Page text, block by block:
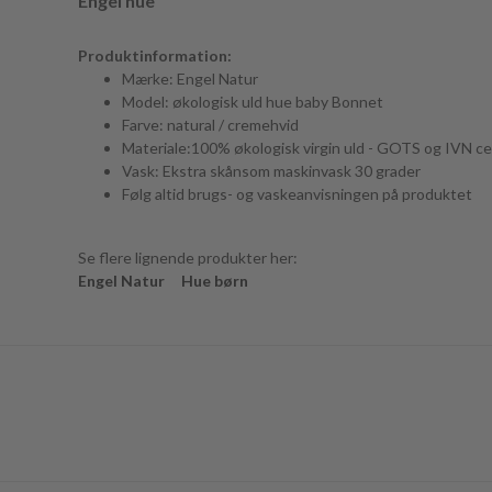
Produktinformation:
Mærke: Engel Natur
Model: økologisk uld hue baby Bonnet
Farve: natural / cremehvid
Materiale:100% økologisk virgin uld - GOTS og IVN
Vask: Ekstra skånsom maskinvask 30 grader
Følg altid brugs- og vaskeanvisningen på produktet
Se flere lignende produkter her:
Engel Natur
Hue børn